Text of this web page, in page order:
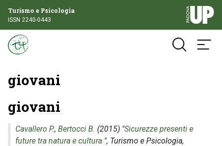
Turismo e Psicologia
ISSN 2240-0443
giovani
giovani
Cavallero P., Bertocci B. (2015) "Sicurezze presenti e
future tra natura e cultura ", Turismo e Psicologia,